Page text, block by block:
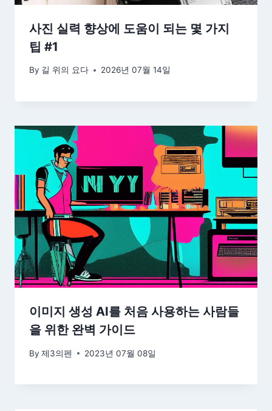
사진 실력 향상에 도움이 되는 몇 가지
팁 #1
By 길 위의 요다 2026년 07월 14일
이미지 생성 AI를 처음 사용하는 사람들
을 위한 완벽 가이드
By 제3의펜 2023년 07월 08일